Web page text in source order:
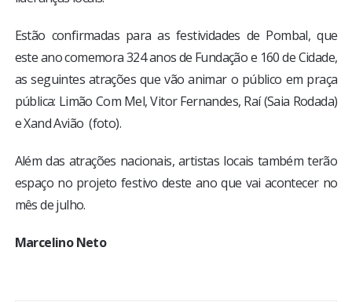
Estão confirmadas para as festividades de Pombal, que
este ano comemora 324 anos de Fundação e 160 de Cidade,
as seguintes atrações que vão animar o público em praça
pública: Limão Com Mel, Vitor Fernandes, Raí (Saia Rodada)
e Xand Avião (foto).
Além das atrações nacionais, artistas locais também terão
espaço no projeto festivo deste ano que vai acontecer no
mês de julho.
Marcelino Neto